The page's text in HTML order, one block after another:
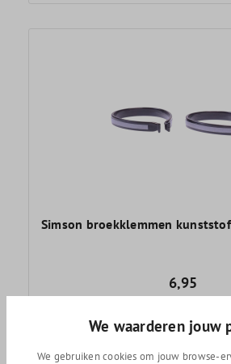
Simson broekklemmen
6,95
We waarderen jouw
We gebruiken cookies om jouw browse-